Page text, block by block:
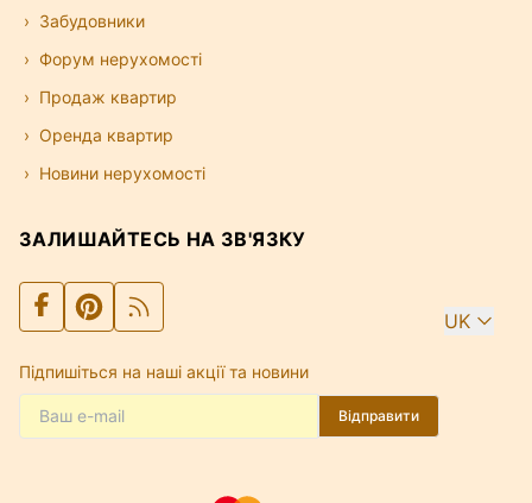
Забудовники
Форум нерухомості
Продаж квартир
Оренда квартир
Новини нерухомості
ЗАЛИШАЙТЕСЬ НА ЗВ'ЯЗКУ
UK
Підпишіться на наші акції та новини
Відправити